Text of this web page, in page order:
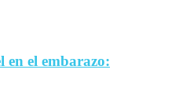
en el embarazo: